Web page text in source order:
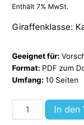
Enthält 7% MwSt.
Giraffenklasse:
Geeignet für:
Format: PDF zum
Umfang: 10 Seiten
Karten
zur
In den